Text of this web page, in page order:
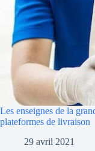
Les enseignes de la
plateformes de livraison
29 avril 2021